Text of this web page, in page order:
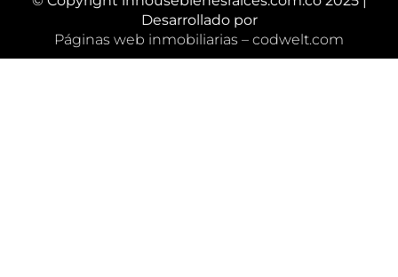
Desarrollado por
Páginas web inmobiliarias – codwelt.com